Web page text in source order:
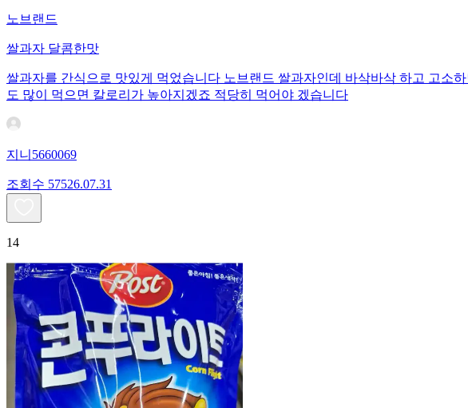
노브랜드
쌀과자 달콤한맛
쌀과자를 간식으로 맛있게 먹었습니다 노브랜드 쌀과자인데 바삭바삭 하고 고소
도 많이 먹으면 칼로리가 높아지겠죠 적당히 먹어야 겠습니다
지니5660069
조회수 57526.07.31
14